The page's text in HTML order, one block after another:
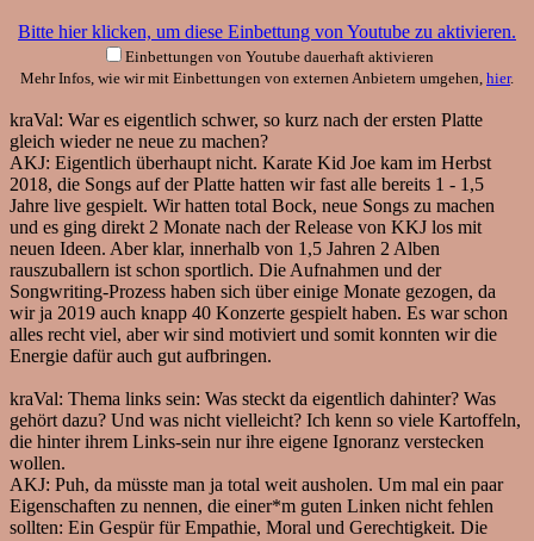
Bitte hier klicken, um diese Einbettung von Youtube zu aktivieren.
Einbettungen von Youtube dauerhaft aktivieren
Mehr Infos, wie wir mit Einbettungen von externen Anbietern umgehen, hier.
kraVal: War es eigentlich schwer, so kurz nach der ersten Platte
gleich wieder ne neue zu machen?
AKJ: Eigentlich überhaupt nicht. Karate Kid Joe kam im Herbst
2018, die Songs auf der Platte hatten wir fast alle bereits 1 - 1,5
Jahre live gespielt. Wir hatten total Bock, neue Songs zu machen
und es ging direkt 2 Monate nach der Release von KKJ los mit
neuen Ideen. Aber klar, innerhalb von 1,5 Jahren 2 Alben
rauszuballern ist schon sportlich. Die Aufnahmen und der
Songwriting-Prozess haben sich über einige Monate gezogen, da
wir ja 2019 auch knapp 40 Konzerte gespielt haben. Es war schon
alles recht viel, aber wir sind motiviert und somit konnten wir die
Energie dafür auch gut aufbringen.
kraVal: Thema links sein: Was steckt da eigentlich dahinter? Was
gehört dazu? Und was nicht vielleicht? Ich kenn so viele Kartoffeln,
die hinter ihrem Links-sein nur ihre eigene Ignoranz verstecken
wollen.
AKJ: Puh, da müsste man ja total weit ausholen. Um mal ein paar
Eigenschaften zu nennen, die einer*m guten Linken nicht fehlen
sollten: Ein Gespür für Empathie, Moral und Gerechtigkeit. Die